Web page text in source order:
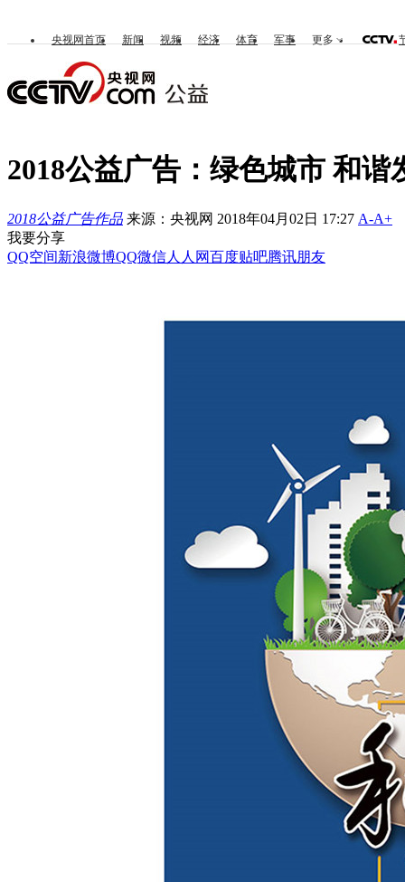
央视网首页 新闻 视频 经济 体育 军事 更多
2018公益广告：绿色城市 和谐
2018公益广告作品 来源：央视网 2018年04月02日 17:27 A-A+
我要分享
QQ空间新浪微博QQ微信人人网百度贴吧腾讯朋友